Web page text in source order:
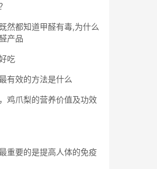
然都知道甲醛有毒,为什么
产品
吃
有效的方法是什么
鸡爪梨的营养价值及功效
重要的是提高人体的免疫